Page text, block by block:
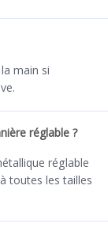
main si
réglable ?
réglable
toutes les tailles